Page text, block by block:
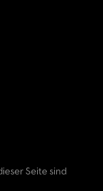
Seite sind